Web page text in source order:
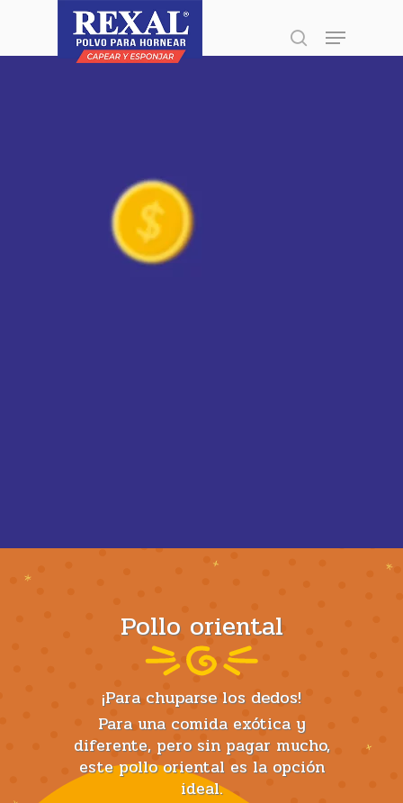
Pollo oriental
¡Para chuparse los dedos!
Para una comida exótica y
diferente, pero sin pagar mucho,
este pollo oriental es la opción
ideal.